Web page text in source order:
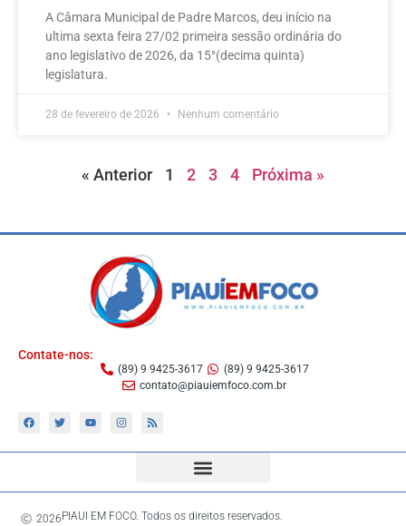
A Câmara Municipal de Padre Marcos, deu início na
ultima sexta feira 27/02 primeira sessão ordinária do
ano legislativo de 2026, da 15°(decima quinta)
legislatura.
28 de fevereiro de 2026 Nenhum comentário
« Anterior 1 2 3 4 Próxima »
Contate-nos:
(89) 9 9425-3617
(89) 9 9425-3617
contato@piauiemfoco.com.br
2026PIAUI EM FOCO. Todos os direitos reservados.